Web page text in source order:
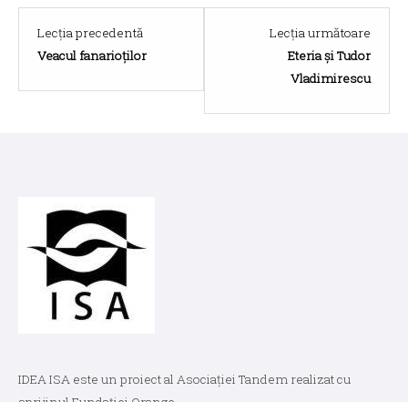
Lecția precedentă
Veacul fanarioților
Lecția următoare
Eteria și Tudor
Vladimirescu
11
within
IDEA ISA este un proiect al Asociației Tandem realizat cu